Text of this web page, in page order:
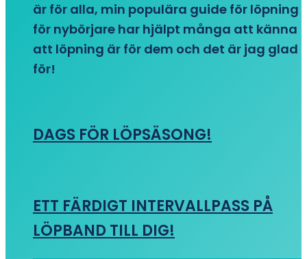
är för alla, min populära guide för löpning
för nybörjare har hjälpt många att känna
att löpning är för dem och det är jag glad
för!
DAGS FÖR LÖPSÄSONG!
ETT FÄRDIGT INTERVALLPASS PÅ
LÖPBAND TILL DIG!